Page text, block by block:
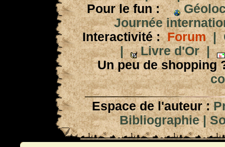
Pour le fun :
Journée
Interactivité : Forum|
|
Livre d'Or|
Un peu de shopping
Espace de l'auteur :
Bibliographie|